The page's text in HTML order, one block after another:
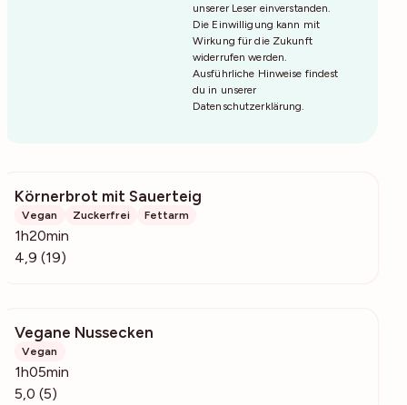
unserer Leser einverstanden.
Die Einwilligung kann mit
Wirkung für die Zukunft
widerrufen werden.
Ausführliche Hinweise findest
du in unserer
Datenschutzerklärung.
Körnerbrot mit Sauerteig
Vegan Zuckerfrei Fettarm
1h20min
4,9 (19)
Vegane Nussecken
Vegan
1h05min
5,0 (5)